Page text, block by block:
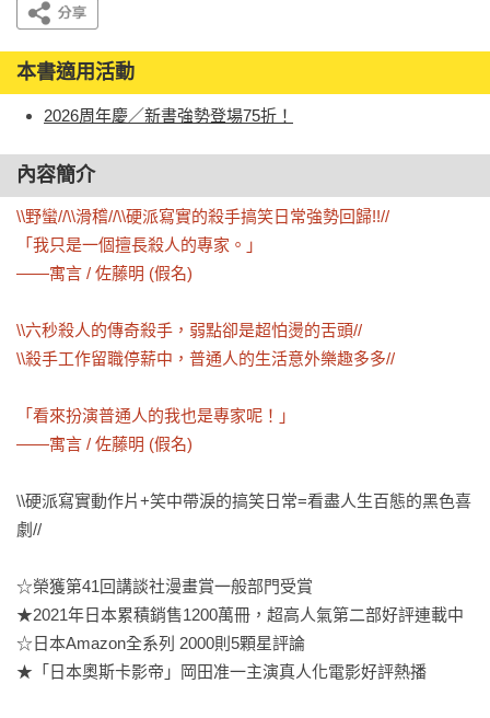
本書適用活動
2026周年慶／新書強勢登場75折！
內容簡介
\\野蠻//\\滑稽//\\硬派寫實的殺手搞笑日常強勢回歸!!//
「我只是一個擅長殺人的專家。」
——寓言 / 佐藤明 (假名)
\\六秒殺人的傳奇殺手，弱點卻是超怕燙的舌頭//
\\殺手工作留職停薪中，普通人的生活意外樂趣多多//
「看來扮演普通人的我也是專家呢！」
——寓言 / 佐藤明 (假名)
\\硬派寫實動作片+笑中帶淚的搞笑日常=看盡人生百態的黑色喜
劇//
☆榮獲第41回講談社漫畫賞一般部門受賞
★2021年日本累積銷售1200萬冊，超高人氣第二部好評連載中
☆日本Amazon全系列 2000則5顆星評論
★「日本奧斯卡影帝」岡田准一主演真人化電影好評熱播